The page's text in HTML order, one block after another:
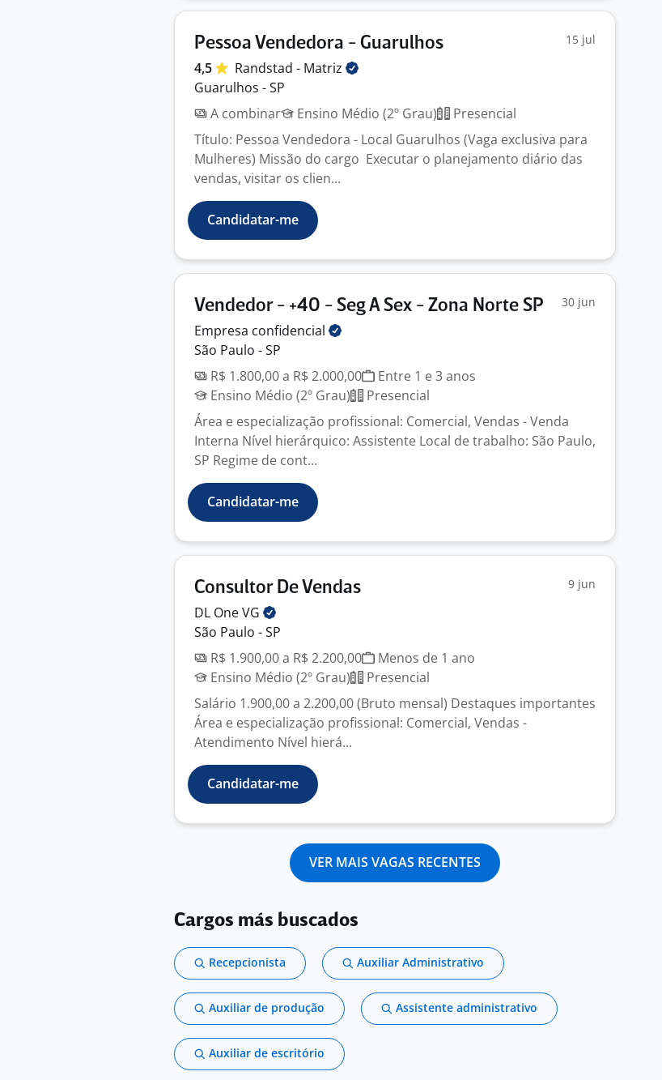
Pessoa Vendedora - Guarulhos 15 jul
4,5 Randstad - Matriz
Guarulhos - SP
A combinar
Ensino Médio (2º Grau)
Presencial
Título: Pessoa Vendedora - Local Guarulhos (Vaga exclusiva para
Mulheres) Missão do cargo Executar o planejamento diário das
vendas, visitar os clien...
Candidatar-me
Vendedor - +40 - Seg A Sex - Zona Norte SP 30 jun
Empresa confidencial
São Paulo - SP
R$ 1.800,00 a R$ 2.000,00
Entre 1 e 3 anos
Ensino Médio (2º Grau)
Presencial
Área e especialização profissional: Comercial, Vendas - Venda
Interna Nível hierárquico: Assistente Local de trabalho: São Paulo,
SP Regime de cont...
Candidatar-me
Consultor De Vendas 9 jun
DL OneVG
São Paulo - SP
R$ 1.900,00 a R$ 2.200,00
Menos de 1 ano
Ensino Médio (2º Grau)
Presencial
Salário 1.900,00 a 2.200,00 (Bruto mensal) Destaques importantes
Área e especialização profissional: Comercial, Vendas -
Atendimento Nível hierá...
Candidatar-me
VER MAIS VAGAS RECENTES
Cargos más buscados
Recepcionista Auxiliar Administrativo
Auxiliar de produção Assistente administrativo
Auxiliar de escritório